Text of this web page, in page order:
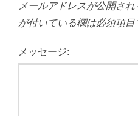
メールアドレスが公開され
が付いている欄は必須項目
メッセージ: